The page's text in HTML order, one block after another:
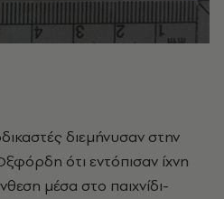
διεμήνυσαν στην
ότι εντόπισαν ίχνη
μέσα στο παιχνίδι-